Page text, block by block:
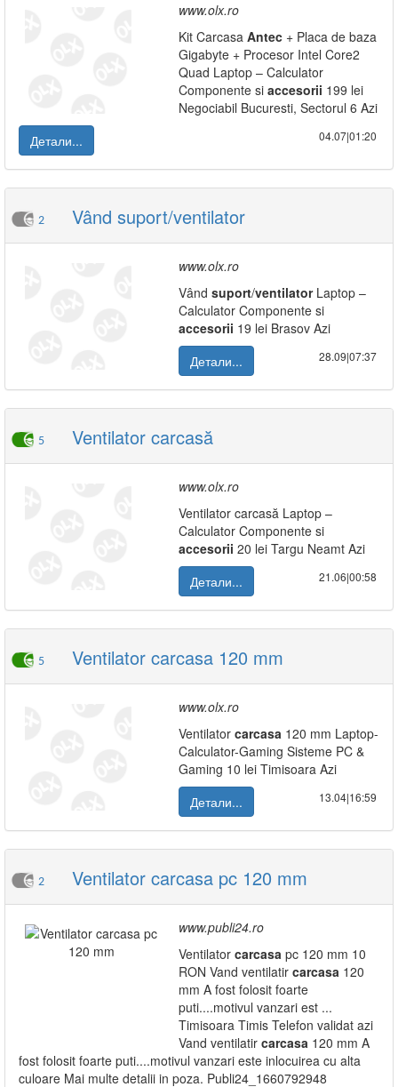
www.olx.ro
Kit Carcasa Antec + Placa de baza
Gigabyte + Procesor Intel Core2
Quad Laptop – Calculator
Componente si accesorii 199 lei
Negociabil Bucuresti, Sectorul 6 Azi
Детали...
04.07|01:20
2 Vând suport/ventilator
www.olx.ro
Vând suport/ventilatorLaptop –
Calculator Componente si
accesorii 19 lei Brasov Azi
Детали...
28.09|07:37
5 Ventilator carcasă
www.olx.ro
Ventilator carcasă Laptop –
Calculator Componente si
accesorii 20 lei Targu Neamt Azi
Детали...
21.06|00:58
5 Ventilator carcasa 120 mm
www.olx.ro
Ventilator carcasa 120 mm Laptop-
Calculator-Gaming Sisteme PC &
Gaming 10 lei Timisoara Azi
Детали...
13.04|16:59
2 Ventilator carcasa pc 120 mm
www.publi24.ro
Ventilator carcasa pc 120 mm 10
RON Vand ventilatir carcasa 120
mm A fost folosit foarte
puti....motivul vanzari est ...
Timisoara Timis Telefon validat azi
Vand ventilatir carcasa 120 mm A
fost folosit foarte puti....motivul vanzari este inlocuirea cu alta
culoare Mai multe detalii in poza. Publi24_1660792948